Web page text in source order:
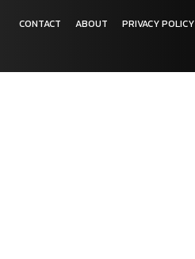
CONTACT ABOUT PRIVACY POLICY